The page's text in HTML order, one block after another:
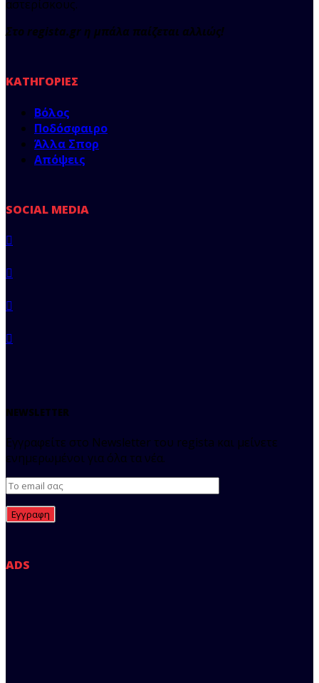
αστερίσκους.
Στο regista.gr η μπάλα παίζεται αλλιώς!
ΚΑΤΗΓΟΡΊΕΣ
Βόλος
Ποδόσφαιρο
Άλλα Σπορ
Απόψεις
SOCIAL MEDIA
NEWSLETTER
Εγγραφείτε στο Newsletter του regista και μείνετε
ενημερωμένοι για όλα τα νέα.
ADS